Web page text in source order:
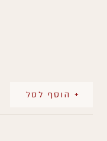
+ הוסף לסל